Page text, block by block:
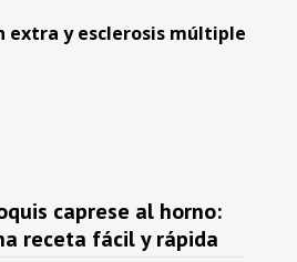
extra y esclerosis múltiple
caprese al horno:
receta fácil y rápida